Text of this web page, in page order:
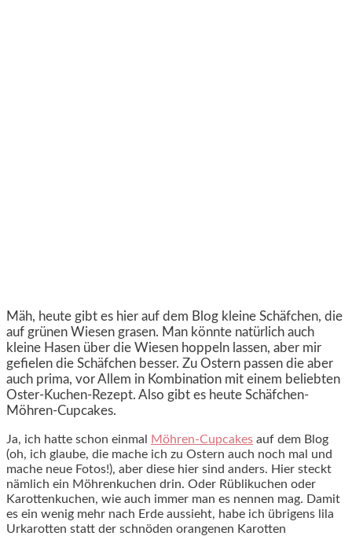
Mäh, heute gibt es hier auf dem Blog kleine Schäfchen, die
auf grünen Wiesen grasen. Man könnte natürlich auch
kleine Hasen über die Wiesen hoppeln lassen, aber mir
gefielen die Schäfchen besser. Zu Ostern passen die aber
auch prima, vor Allem in Kombination mit einem beliebten
Oster-Kuchen-Rezept. Also gibt es heute Schäfchen-
Möhren-Cupcakes.
Ja, ich hatte schon einmal Möhren-Cupcakes auf dem Blog
(oh, ich glaube, die mache ich zu Ostern auch noch mal und
mache neue Fotos!), aber diese hier sind anders. Hier steckt
nämlich ein Möhrenkuchen drin. Oder Rüblikuchen oder
Karottenkuchen, wie auch immer man es nennen mag. Damit
es ein wenig mehr nach Erde aussieht, habe ich übrigens lila
Urkarotten statt der schnöden orangenen Karotten